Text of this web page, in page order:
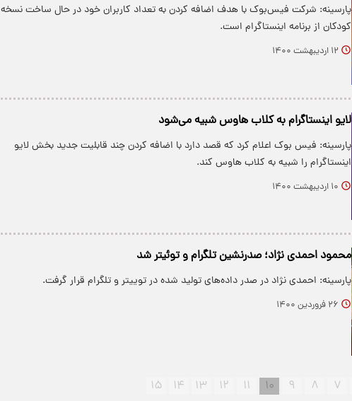
پارسینه: شرکت فیس‌بوک با هدف اضافه کردن به تعداد کاربران خود در حال ساخت نسخه
کودکان از برنامه اینستاگرام است.
۱۲ اردیبهشت ۱۴۰۰
لایو اینستاگرام به کلاب هاوس شبیه می‌شود
پارسینه: فیس بوک اعلام کرد که قصد دارد با اضافه کردن چند قابلیت جدید بخش لایو
اینستاگرام را شبیه به کلاب هاوس کند.
۱۰ اردیبهشت ۱۴۰۰
محمود احمدی نژاد؛ صدرنشین تلگرام و توئیتر شد
پارسینه: احمدی نژاد در صدر داده‌های تولید شده در توییتر و تلگرام قرار گرفت.
۲۶ فروردین ۱۴۰۰
۷ ۸ ۹ ۱۰ ۱۱ ۱۲ ۱۳ ۱۴ ۱۵